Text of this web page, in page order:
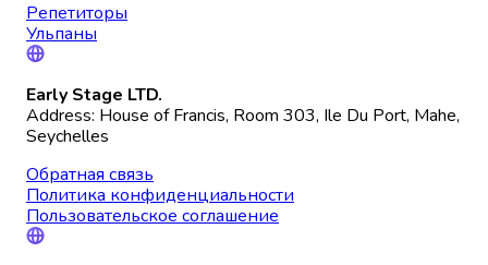
Репетиторы
Ульпаны
Early Stage LTD.
Address: House of Francis, Room 303, Ile Du Port, Mahe,
Seychelles
Обратная связь
Политика конфиденциальности
Пользовательское соглашение